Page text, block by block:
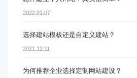
2022.01.07
选择建站模板还是自定义建站？
2021.12.11
为何推荐企业选择定制网站建设？